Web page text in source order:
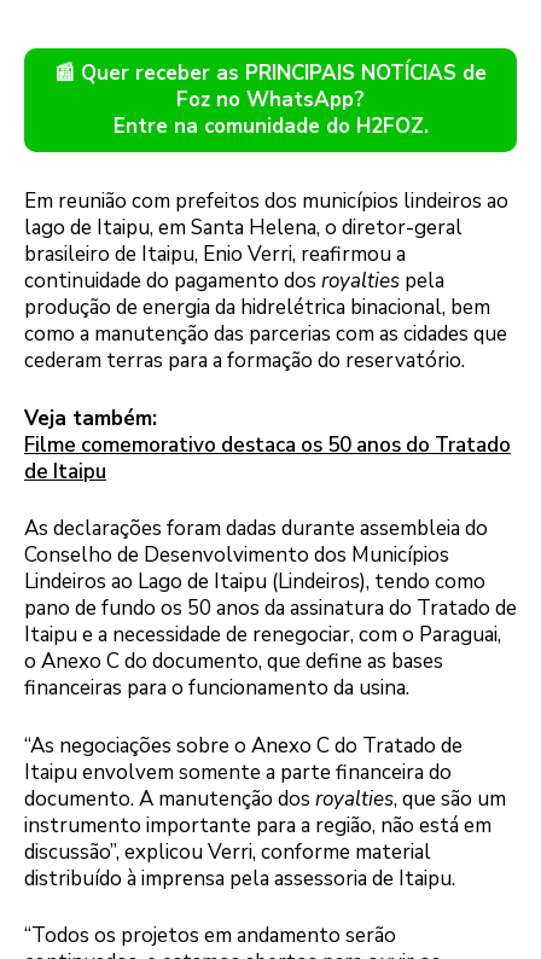
📰 Quer receber as PRINCIPAIS NOTÍCIAS de
Foz no WhatsApp?
Entre na comunidade do H2FOZ.
Em reunião com prefeitos dos municípios lindeiros ao
lago de Itaipu, em Santa Helena, o diretor-geral
brasileiro de Itaipu, Enio Verri, reafirmou a
continuidade do pagamento dos royalties pela
produção de energia da hidrelétrica binacional, bem
como a manutenção das parcerias com as cidades que
cederam terras para a formação do reservatório.
Veja também:
Filme comemorativo destaca os 50 anos do Tratado
de Itaipu
As declarações foram dadas durante assembleia do
Conselho de Desenvolvimento dos Municípios
Lindeiros ao Lago de Itaipu (Lindeiros), tendo como
pano de fundo os 50 anos da assinatura do Tratado de
Itaipu e a necessidade de renegociar, com o Paraguai,
o Anexo C do documento, que define as bases
financeiras para o funcionamento da usina.
“As negociações sobre o Anexo C do Tratado de
Itaipu envolvem somente a parte financeira do
documento. A manutenção dos royalties, que são um
instrumento importante para a região, não está em
discussão”, explicou Verri, conforme material
distribuído à imprensa pela assessoria de Itaipu.
“Todos os projetos em andamento serão